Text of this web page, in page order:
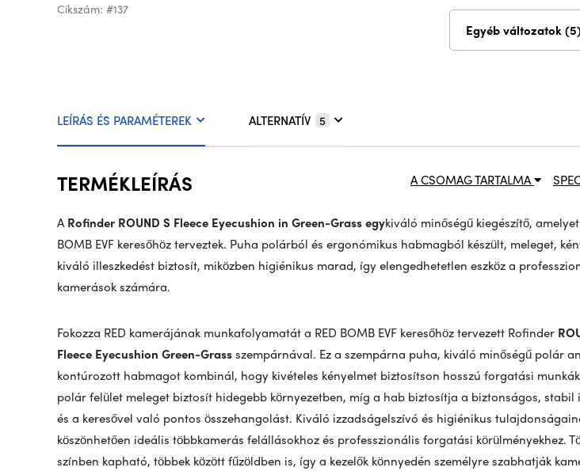
Cikszám: #137
Egyéb változatok (5)
LEÍRÁS ÉS PARAMÉTEREK ALTERNATÍV 5
A CSOMAG TARTALMA
TERMÉKLEÍRÁS
ARofinder ROUND S Fleece Eyecushion in Green-Grass egykiváló minőségű kiegészítő, amelyet
BOMB EVF keresőhöz terveztek. Puha polárból és ergonómikus habmagból készült, meleget,
kiváló illeszkedést biztosít, miközben higiénikus marad, így elengedhetetlen eszköz a
kamerások számára.
Fokozza RED kamerájának munkafolyamatát a RED BOMB EVF keresőhöz tervezett Rofinder
Fleece Eyecushion Green-Grassszempárnával. Ez a szempárna puha, kiváló minőségű polár
kontúrozott habmagot kombinál, hogy kivételes kényelmet biztosítson hosszú forgatási
polár felület meleget biztosít hidegebb környezetben, míg a hab biztosítja a biztonságos, stabil
és a keresővel való pontos összehangolást. Kiváló izzadságelszívó és higiénikus
köszönhetően ideális többkamerás felállásokhoz és professzionális forgatási körülményekhez.
színben kapható, többek között fűzöldben is, így a kezelők könnyedén személyre szabhatják